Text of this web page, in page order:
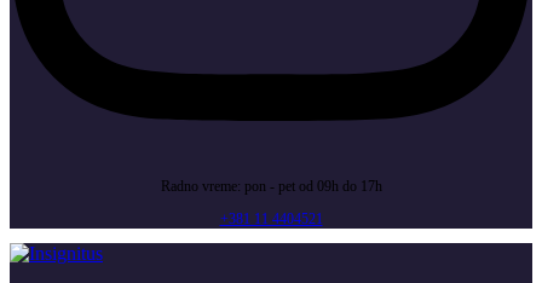
Radno vreme: pon - pet od 09h do 17h
+381 11 4404521